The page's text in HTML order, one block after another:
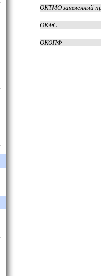
ОКТМО заявленный
ОКФС
ОКОПФ